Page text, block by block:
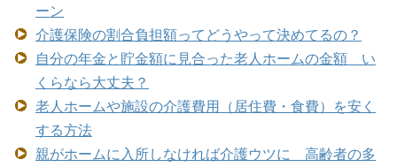
ーン
介護保険の割合負担額ってどうやって決めてるの？
自分の年金と貯金額に見合った老人ホームの金額 い
くらなら大丈夫？
老人ホームや施設の介護費用（居住費・食費）を安く
する方法
親がホームに入所しなければ介護ウツに 高齢者の多